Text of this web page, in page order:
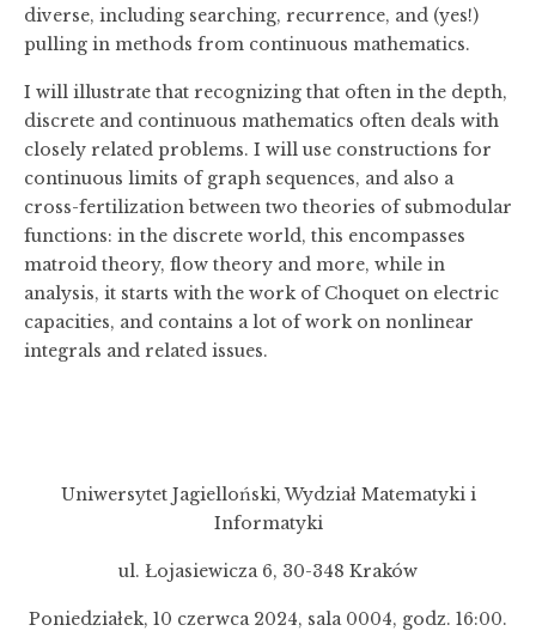
diverse, including searching, recurrence, and (yes!)
pulling in methods from continuous mathematics.
I will illustrate that recognizing that often in the depth,
discrete and continuous mathematics often deals with
closely related problems. I will use constructions for
continuous limits of graph sequences, and also a
cross-fertilization between two theories of submodular
functions: in the discrete world, this encompasses
matroid theory, flow theory and more, while in
analysis, it starts with the work of Choquet on electric
capacities, and contains a lot of work on nonlinear
integrals and related issues.
Uniwersytet Jagielloński, Wydział Matematyki i
Informatyki
ul. Łojasiewicza 6, 30-348 Kraków
Poniedziałek, 10 czerwca 2024, sala 0004, godz. 16:00.